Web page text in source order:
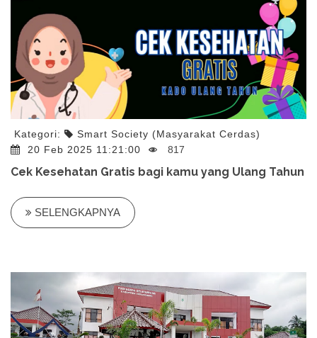
Kategori:
Smart Society (Masyarakat Cerdas)
20 Feb 2025 11:21:00
817
Cek Kesehatan Gratis bagi kamu yang Ulang Tahun
SELENGKAPNYA